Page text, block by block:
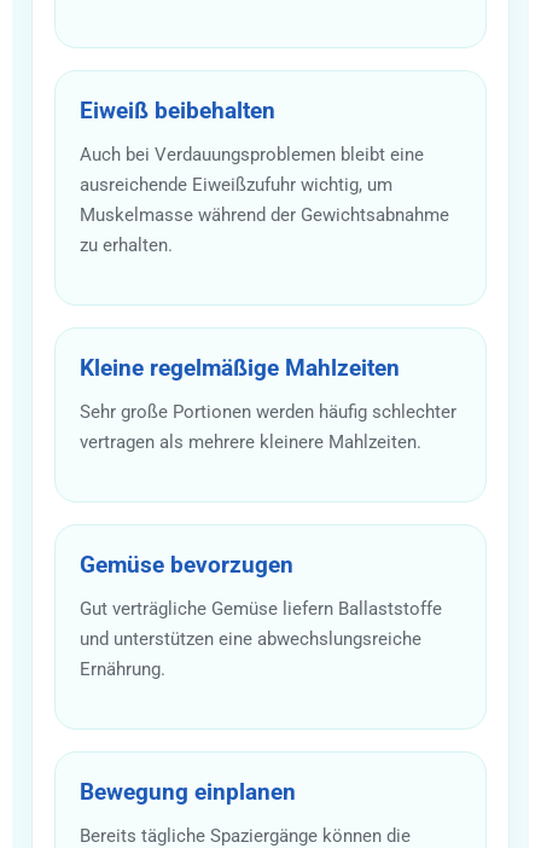
Eiweiß beibehalten
Auch bei Verdauungsproblemen bleibt eine
ausreichende Eiweißzufuhr wichtig, um
Muskelmasse während der Gewichtsabnahme
zu erhalten.
Kleine regelmäßige Mahlzeiten
Sehr große Portionen werden häufig schlechter
vertragen als mehrere kleinere Mahlzeiten.
Gemüse bevorzugen
Gut verträgliche Gemüse liefern Ballaststoffe
und unterstützen eine abwechslungsreiche
Ernährung.
Bewegung einplanen
Bereits tägliche Spaziergänge können die